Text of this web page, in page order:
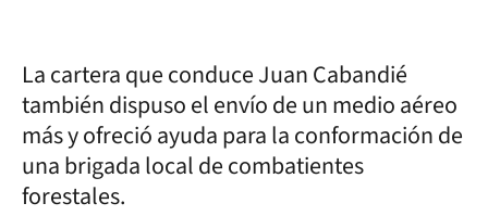
La cartera que conduce Juan Cabandié
también dispuso el envío de un medio aéreo
más y ofreció ayuda para la conformación de
una brigada local de combatientes
forestales.